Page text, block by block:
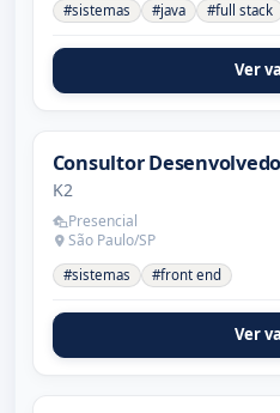
#sistemas #java #full stack
Ver
Consultor
K2
Presencial
São Paulo/SP
#sistemas #front end
Ver